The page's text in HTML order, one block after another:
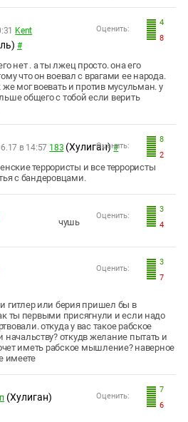
4
8
Оценить:
Kent
#
нет . а ты лжец просто. она его
что он воевал с врагами ее народа.
же мог воевать и против мусульман. у
общего с тобой если верить
8
2
Оценить:
в 14:57 183 (Хулиган) #
террористы и все террористы
с бандеровцами.
3
4
Оценить:
чушь
3
7
Оценить:
гитлер или берия пришел бы в
ты первыми присягнули и если надо
откуда у вас такое рабское
начальству? откудв желание пытать и
иметь рабское мышление? наверное
имеете
7
6
Оценить:
(Хулиган)